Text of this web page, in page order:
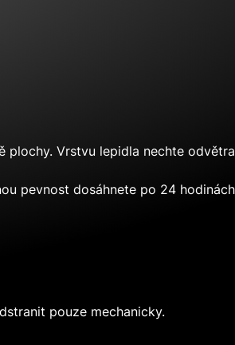
Vrstvu lepidla nechte
pevnost dosáhnete po 24
pouze mechanicky.